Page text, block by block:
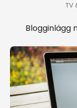
TV
Blogginlägg